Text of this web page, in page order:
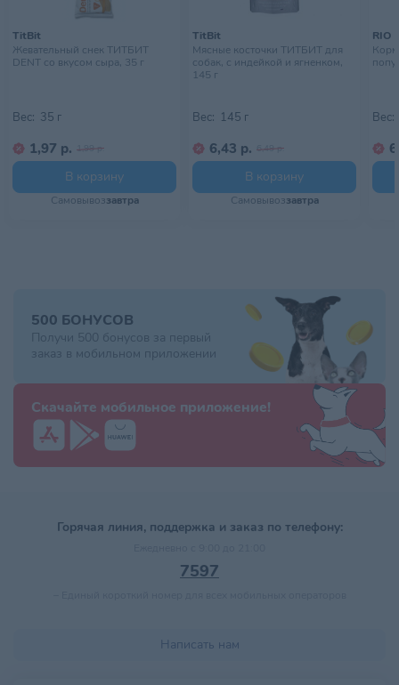
TitBit
Жевательный снек ТИТБИТ
DENT со вкусом сыра, 35 г
Вес: 35 г
1,97 р. 1,99 р.
В корзину
Самовывоззавтра
TitBit
Мясные косточки ТИТБИТ для
собак, с индейкой и ягненком,
145 г
Вес: 145 г
6,43 р. 6,49 р.
В корзину
Самовывоззавтра
RIO
Вес:
500 БОНУСОВ
Получи 500 бонусов за первый
заказ в мобильном приложении
Скачайте мобильное приложение!
Горячая линия, поддержка и заказ по телефону:
7597
Написать нам